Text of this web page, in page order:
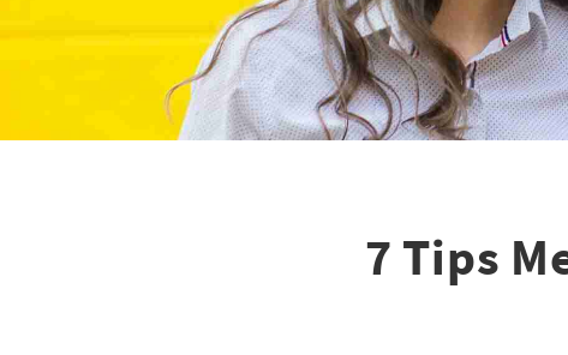
7 Tips